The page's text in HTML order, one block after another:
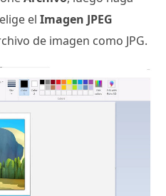
el Imagen JPEG
de imagen como JPG.